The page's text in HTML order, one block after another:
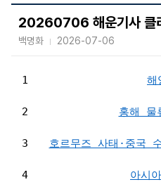
20260706 해운기사 클
백명화 2026-07-06
1 해
2 홍해 물
3 호르무즈 사태·중국
4 아시